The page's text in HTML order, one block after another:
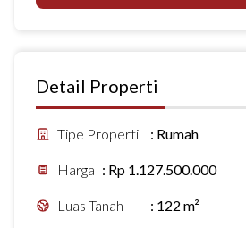
Detail Properti
Tipe Properti : Rumah
Harga : Rp 1.127.500.000
Luas Tanah : 122 m²